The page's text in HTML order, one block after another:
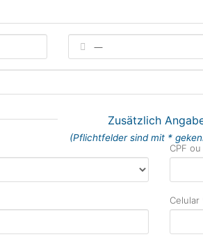
Zusätzlich
(Pflichtfelder sind mit *
CPF
Celular